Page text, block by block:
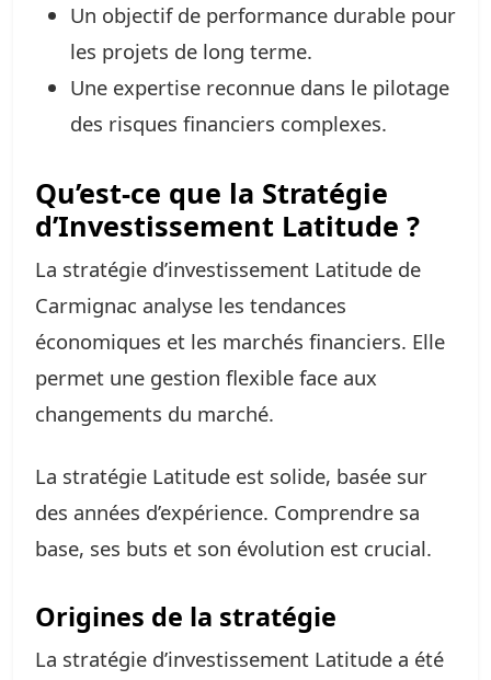
Un objectif de performance durable pour
les projets de long terme.
Une expertise reconnue dans le pilotage
des risques financiers complexes.
Qu’est-ce que la Stratégie
d’Investissement Latitude ?
La stratégie d’investissement Latitude de
Carmignac analyse les tendances
économiques et les marchés financiers. Elle
permet une gestion flexible face aux
changements du marché.
La stratégie Latitude est solide, basée sur
des années d’expérience. Comprendre sa
base, ses buts et son évolution est crucial.
Origines de la stratégie
La stratégie d’investissement Latitude a été